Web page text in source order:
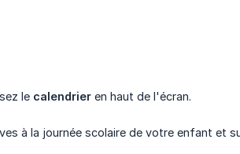
le calendrier en haut de l'écran.
à la journée scolaire de votre enfant et